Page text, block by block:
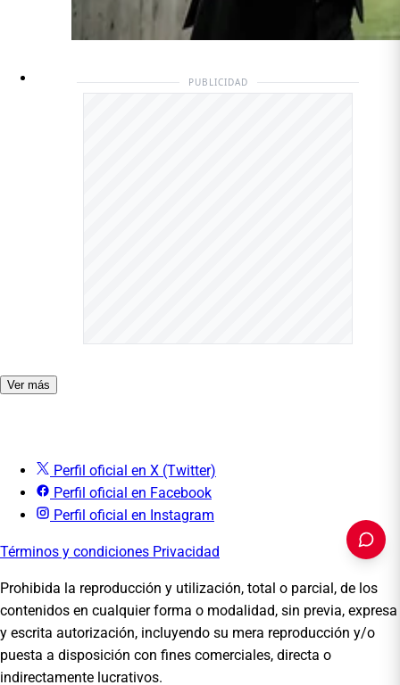
PUBLICIDAD
Ver más
Perfil oficial en X (Twitter)
Perfil oficial en Facebook
Perfil oficial en Instagram
Términos y condiciones Privacidad
Prohibida la reproducción y utilización, total o parcial, de los
contenidos en cualquier forma o modalidad, sin previa, expresa
y escrita autorización, incluyendo su mera reproducción y/o
puesta a disposición con fines comerciales, directa o
indirectamente lucrativos.